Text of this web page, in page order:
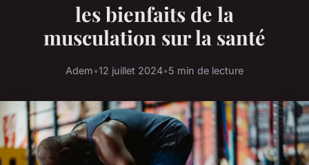
les bienfaits de la
musculation sur la santé
Adem•12 juillet 2024•5 min de lecture